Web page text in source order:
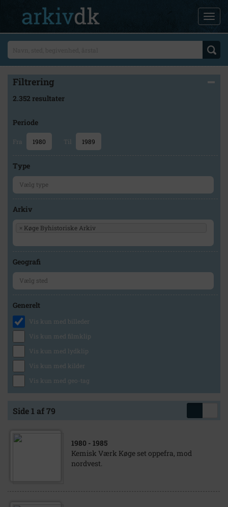
Filtrering
2.352 resultater
Periode
Fra Til
Type
Arkiv
× Køge Byhistoriske Arkiv
Geografi
Generelt
Vis kun med billeder
Vis kun med filmklip
Vis kun med lydklip
Vis kun med kilder
Vis kun med geo-tag
Side 1 af 79
1980 - 1985
Kemisk Værk Køge set oppefra, mod
nordvest.